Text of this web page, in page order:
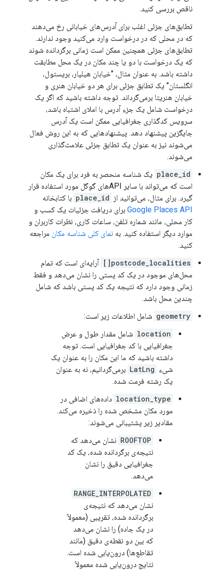
ناقص بررسی کنید.
تطابق‌های جزئی اغلب برای آدرس‌های خیابانی رخ می‌دهند
که در محلی که در درخواست وارد می‌کنید وجود ندارند.
تطابق‌های جزئی همچنین ممکن است زمانی برگردانده شوند
که یک درخواست با دو یا چند مکان در یک محل مطابقت
داشته باشد. به عنوان مثال، "خیابان هیلپار، بریستول،
انگلستان" یک تطابق جزئی برای هر دو خیابان هنری و
خیابان هنریتا برمی‌گرداند. توجه داشته باشید که اگر یک
درخواست شامل یک جزء آدرس با املای اشتباه باشد،
سرویس کدگذاری جغرافیایی ممکن است یک آدرس
جایگزین پیشنهاد دهد. پیشنهادهایی که به این روش فعال
می‌شوند نیز به عنوان یک تطابق جزئی علامت‌گذاری
می‌شوند.
place_id یک شناسه منحصر به فرد برای یک مکان
است که می‌تواند با سایر APIهای گوگل مورد استفاده قرار
گیرد. برای مثال، می‌توانید از place_id با کتابخانه
Google Places API برای دریافت جزئیات یک کسب و
کار محلی، مانند شماره تلفن، ساعات کاری، نظرات کاربران و
موارد دیگر استفاده کنید. به نمای کلی شناسه مکان مراجعه
کنید.
postcode_localities[]
آرایه‌ای است که تمام
محل‌های موجود در یک کد پستی را نشان می‌دهد و فقط
زمانی وجود دارد که نتیجه یک کد پستی باشد که شامل
چندین محل باشد.
geometry شامل اطلاعات زیر است:
location شامل مقدار طول و عرض
جغرافیایی با کد جغرافیایی است. توجه
داشته باشید که ما این مکان را به عنوان یک
شیء LatLng برمی‌گردانیم، نه به عنوان
یک رشته فرمت شده.
location_type داده‌های اضافی در
مورد مکان مشخص شده را ذخیره می‌کند.
مقادیر زیر پشتیبانی می‌شوند:
ROOFTOP نشان می‌دهد که
نتیجه‌ی برگردانده شده، یک کد
جغرافیایی دقیق را نشان
می‌دهد.
RANGE_INTERPOLATED
نشان می‌دهد که نتیجه‌ی
برگردانده شده، تقریبی (معمولاً
در یک جاده) را نشان می‌دهد
که بین دو نقطه‌ی دقیق (مانند
تقاطع‌ها) درون‌یابی شده است.
نتایج درون‌یابی شده معمولاً